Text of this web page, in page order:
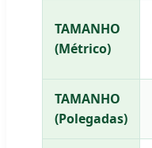
TAMANHO
(Métrico)
TAMANHO
(Polegadas)